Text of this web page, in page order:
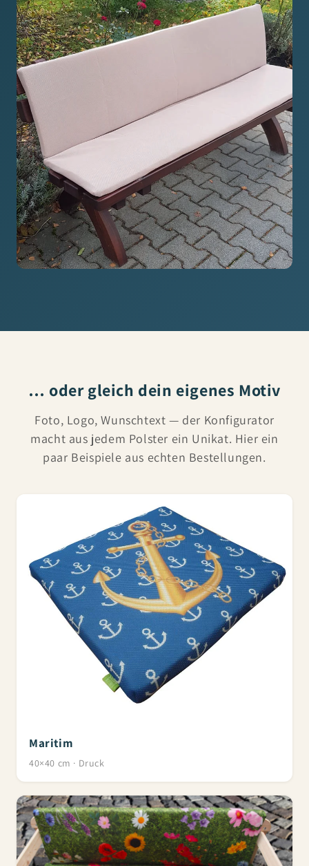
… oder gleich dein eigenes Motiv
Foto, Logo, Wunschtext — der Konfigurator
macht aus jedem Polster ein Unikat. Hier ein
paar Beispiele aus echten Bestellungen.
Maritim
40×40 cm · Druck